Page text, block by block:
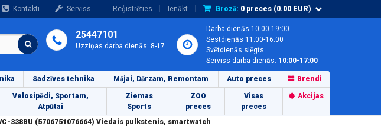
Kontakti Serviss Reģistrēties Ienākt Grozā: 0 preces (0.00 EUR)
25447101
Uzziņas darba dienās: 8-17
Darba dienās 10:00-19:00
Sestdienās 11:00-16:00
Svētdienās slēgts
Serviss darba dienās: 10:00-17:00
Sadzīves tehnika Mājai, Dārzam, Remontam Auto preces Brendi
Velosipēdi, Sportam,
Atpūtai
Ziemas
Sports
ZOO
preces
Visas
preces
Akcijas
338BU (5706751076664) Viedais pulkstenis, smartwatch